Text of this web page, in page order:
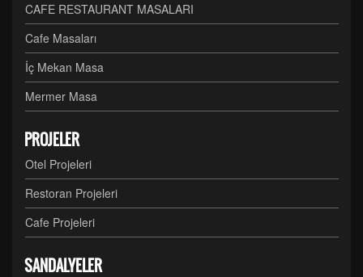
CAFE RESTAURANT MASALARI
Cafe Masaları
İç Mekan Masa
Mermer Masa
PROJELER
Otel Projeleri
Restoran Projeleri
Cafe Projeleri
SANDALYELER